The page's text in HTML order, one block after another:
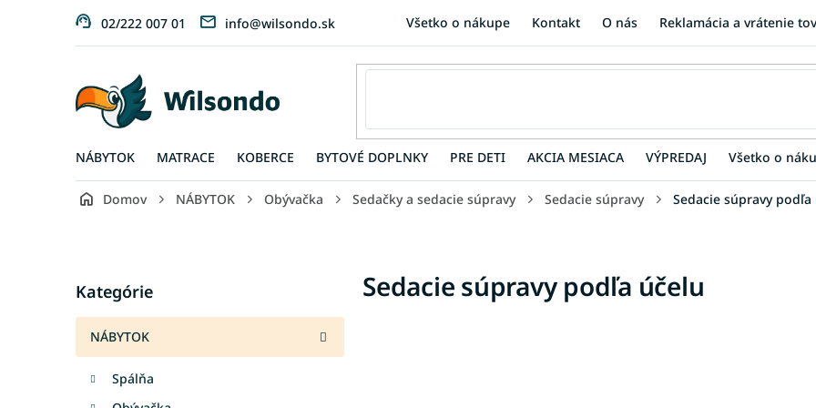
02/222 007 01 info@wilsondo.sk Všetko o nákupe Kontakt O nás Reklamácia a vrátenie
NÁBYTOK MATRACE KOBERCE BYTOVÉ DOPLNKY PRE DETI AKCIA MESIACA VÝPREDAJ Všetko o
Domov NÁBYTOK Obývačka Sedačky a sedacie súpravy Sedacie súpravy Sedacie súpravy podľa
n
ý
p
kategórie
Kategórie
NÁBYTOK
Spálňa
Sedacie súpravy podľa účelu